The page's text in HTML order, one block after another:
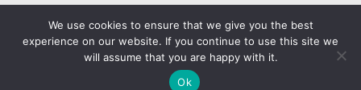
We use cookies to ensure that we give you the best
experience on our website. If you continue to use this site we
will assume that you are happy with it.
Ok